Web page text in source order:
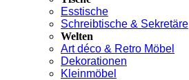
Esstische
Schreibtische & Sekretäre
Welten
Art déco & Retro Möbel
Dekorationen
Kleinmöbel